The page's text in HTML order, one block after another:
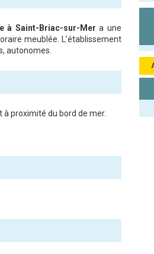
à Saint-Briac-sur-Mer a une
meublée. L’établissement
autonomes.
à proximité du bord de mer.